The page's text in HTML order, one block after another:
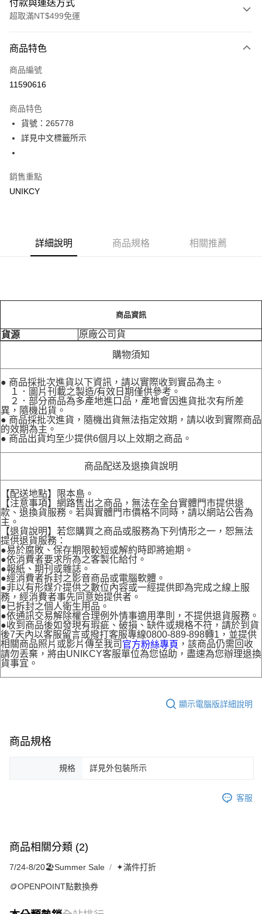
付款與運送方式
超取滿NT$499免運
icash Pay
信用卡一次付款
LINE Pay
Apple Pay
7-11取貨付款［需3-5個工作天不含預購商品］
每筆NT$70，滿NT$499(含以上)免運費
宅配［需2-3個工作天不含預購商品］
商品特色
商品編號
11590616
商品特色
貨號：265778
詳見中文標籤所示
銷售重點
UNIKCY
詳細說明 商品規格 相關推薦
商品資訊
貨源 原廠公司貨
購物須知
● 商品採批次進貨以下資訊，請以實際收到實品為主。
１．圖片刊載之製造/有效日期僅供參考。
２．部分商品為多產地進口品，產地會因進貨批次有所差
異，隨機出貨。
● 商品採批次進貨，隨機出貨無法指定效期，請以收到實際商品
的效期為主。
● 商品出貨均至少提供6個月以上效期之商品。
商品配送及退換貨說明
【配送地點】限本島。
【注意事項】網路售出之商品，無法在全台實體門市提供退
款、退換貨服務。若與實體門市價格不同時，請以網站公告為
主。
【退貨說明】若您購買之商品或服務為下列情形之一，恕無法
提供退貨服務：
●易於腐敗、保存期限較短或解約時即將逾期。
●依消費者要求所為之客製化給付。
●報紙、期刊或雜誌。
●經消費者拆封之影音商品或電腦軟體。
●非以有形媒介提供之數位內容或一經提供即為完成之線上服
務，經消費者事先同意始提供者。
●已拆封之個人衛生用品。
●依通訊交易解除權合理例外情事適用準則，不提供退貨服務。
●收到商品後如發現有瑕疵、破損、缺件或規格不符，請於到貨
後7天內以客服留言或撥打客服專線0800-889-898轉1，並提供
相關商品照片或影片傳至我司 官方粉絲專頁 ，該商品仍需回收
請勿丟棄，將由UNIKCY客服單位為您協助，盡速為您辦理退換
貨事宜。
顯示電腦版詳細說明
商品規格
規格 詳見外包裝所示
客服
商品相關分類 (2)
7/24-8/20🏖️Summer Sale ✦滿件打折
🪙OPENPOINT點數換券